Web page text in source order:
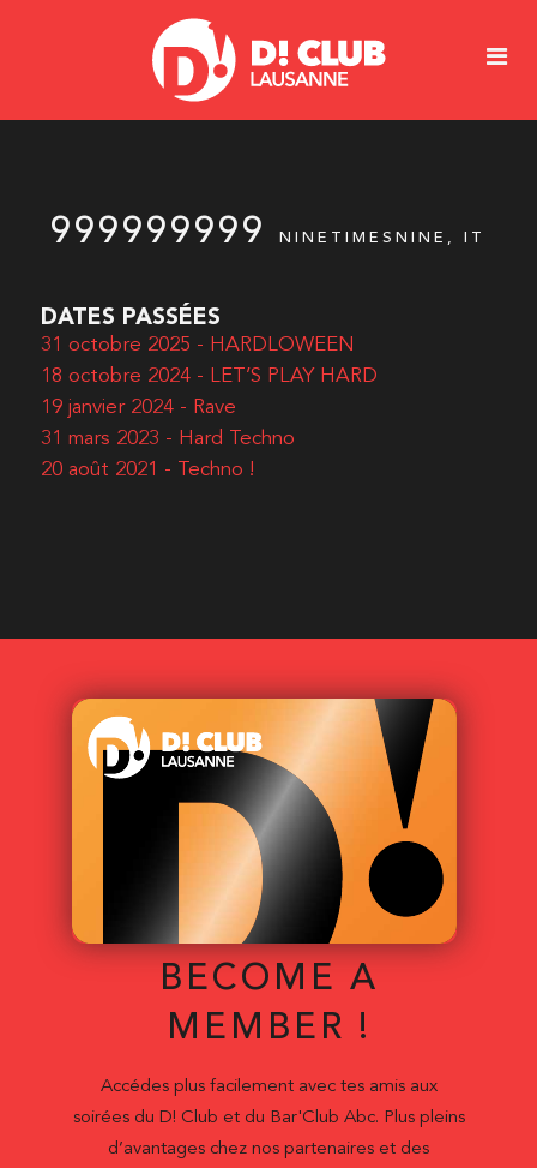
999999999 NINETIMESNINE, IT
DATES PASSÉES
31 octobre 2025 - HARDLOWEEN
18 octobre 2024 - LET’S PLAY HARD
19 janvier 2024 - Rave
31 mars 2023 - Hard Techno
20 août 2021 - Techno !
BECOME A
MEMBER !
Accédes plus facilement avec tes amis aux
soirées du D! Club et du Bar'Club Abc. Plus pleins
d’avantages chez nos partenaires et des